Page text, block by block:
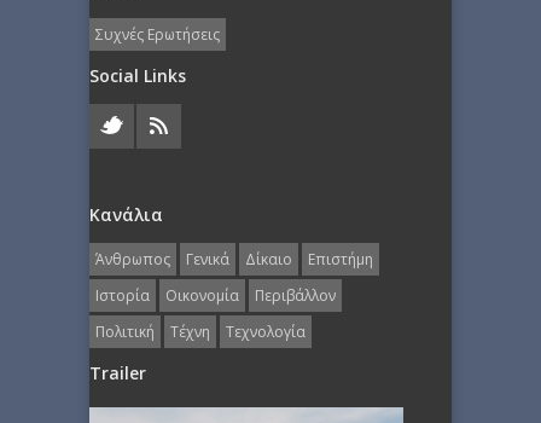
Συχνές Ερωτήσεις
Social Links
Κανάλια
Άνθρωπος Γενικά Δίκαιο
Επιστήμη
Ιστορία
Οικονομία
Περιβάλλον
Πολιτική
Τέχνη Τεχνολογία
Trailer